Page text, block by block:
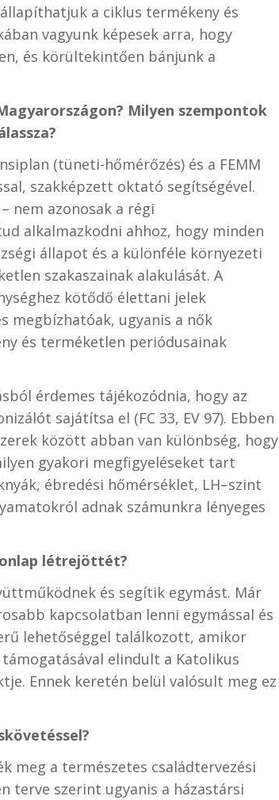
a ciklus termékeny és
vagyunk képesek arra, hogy
és körültekintően bánjunk a
Milyen szempontok
(tüneti-hőmérőzés) és a FEMM
szakképzett oktató segítségével.
nem azonosak a régi
alkalmazkodni ahhoz, hogy minden
állapot és a különféle környezeti
szakaszainak alakulását. A
kötődő élettani jelek
megbízhatóak, ugyanis a nők
és terméketlen periódusainak
érdemes tájékozódnia, hogy az
sajátítsa el (FC 33, EV 97). Ebben
között abban van különbség, hogy
gyakori megfigyeléseket tart
ébredési hőmérséklet, LH–szint
adnak számunkra lényeges
létrejöttét?
és segítik egymást. Már
kapcsolatban lenni egymással és
lehetőséggel találkozott, amikor
elindult a Katolikus
Ennek keretén belül valósult meg ez
meg a természetes családtervezési
terve szerint ugyanis a házastársi